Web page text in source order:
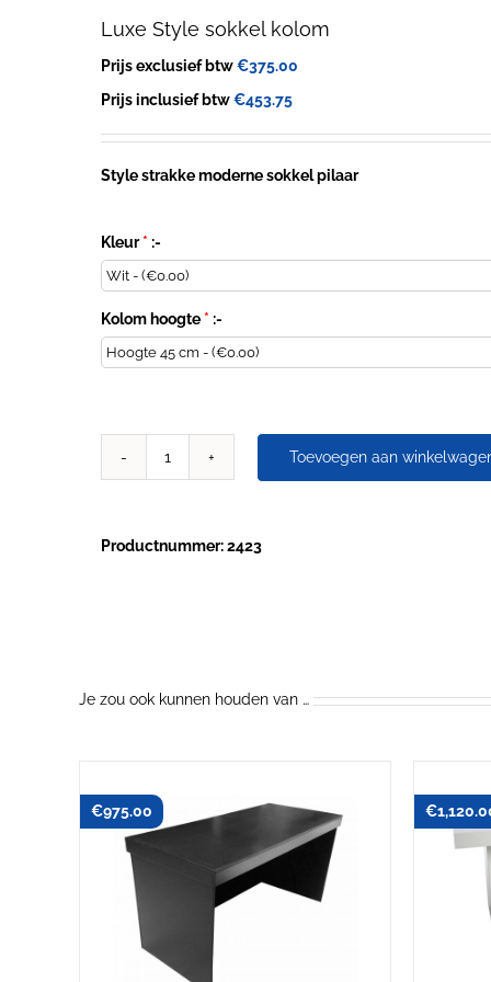
Luxe Style sokkel kolom
Prijs exclusief btw€375.00
Prijs inclusief btw€453.75
Style strakke moderne sokkel pilaar
Kleur* :-
Kolom hoogte * :-
Luxe
Toevoegen aan
Productnummer: 2423
Je zou ook kunnen houden van …
€975.00 €